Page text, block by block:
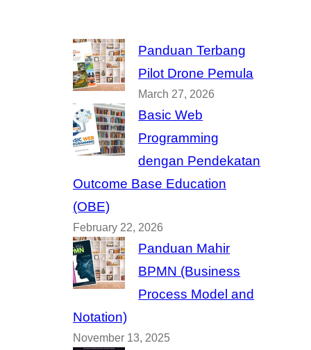
Panduan Terbang
Pilot Drone Pemula
March 27, 2026
Basic Web
Programming
dengan Pendekatan
Outcome Base Education
(OBE)
February 22, 2026
Panduan Mahir
BPMN (Business
Process Model and
Notation)
November 13, 2025